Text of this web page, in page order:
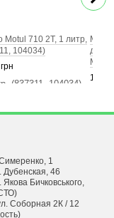
Motul 710 2T, 1 литр,
104034)
SAE
1 507
1
Дубенская, 46
Якова Бичковського,
Соборная 2К / 12